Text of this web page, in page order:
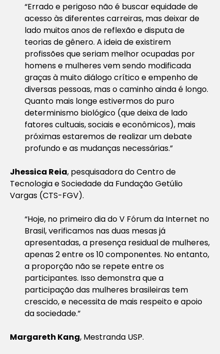
“Errado e perigoso não é buscar equidade de
acesso às diferentes carreiras, mas deixar de
lado muitos anos de reflexão e disputa de
teorias de gênero. A ideia de existirem
profissões que seriam melhor ocupadas por
homens e mulheres vem sendo modificada
graças à muito diálogo crítico e empenho de
diversas pessoas, mas o caminho ainda é longo.
Quanto mais longe estivermos do puro
determinismo biológico (que deixa de lado
fatores cultuais, sociais e econômicos), mais
próximas estaremos de realizar um debate
profundo e as mudanças necessárias.”
Jhessica Reia, pesquisadora do Centro de
Tecnologia e Sociedade da Fundação Getúlio
Vargas (CTS-FGV).
“Hoje, no primeiro dia do V Fórum da Internet no
Brasil, verificamos nas duas mesas já
apresentadas, a presença residual de mulheres,
apenas 2 entre os 10 componentes. No entanto,
a proporção não se repete entre os
participantes. Isso demonstra que a
participação das mulheres brasileiras tem
crescido, e necessita de mais respeito e apoio
da sociedade.”
Margareth Kang, Mestranda USP.